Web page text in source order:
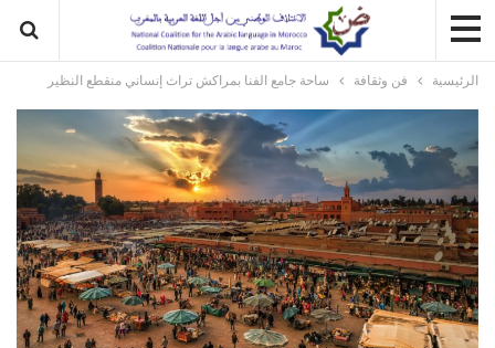
الرئيسية فن وثقافة ساحة جامع الفنا بمراكش تراث إنساني منقطع النظير